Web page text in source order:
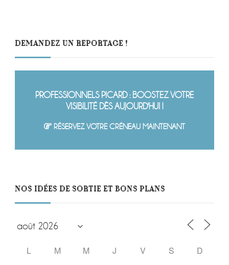
DEMANDEZ UN REPORTAGE !
PROFESSIONNELS PICARD : BOOSTEZ VOTRE
VISIBILITÉ DÈS AUJOURD'HUI !
RÉSERVEZ VOTRE CRÉNEAU MAINTENANT
NOS IDÉES DE SORTIE ET BONS PLANS
L M M J V S
D